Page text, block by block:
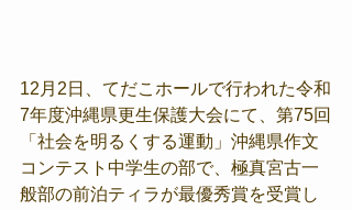
12月2日、てだこホールで行われた令和
7年度沖縄県更生保護大会にて、第75回
「社会を明るくする運動」沖縄県作文
コンテスト中学生の部で、極真宮古一
般部の前泊ティラが最優秀賞を受賞し